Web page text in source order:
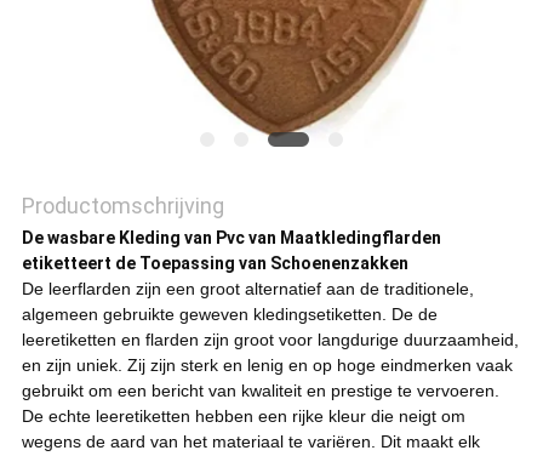
Productomschrijving
De wasbare Kleding van Pvc van Maatkledingflarden
etiketteert de Toepassing van Schoenenzakken
De leerflarden zijn een groot alternatief aan de traditionele,
algemeen gebruikte geweven kledingsetiketten. De de
leeretiketten en flarden zijn groot voor langdurige duurzaamheid,
en zijn uniek. Zij zijn sterk en lenig en op hoge eindmerken vaak
gebruikt om een bericht van kwaliteit en prestige te vervoeren.
De echte leeretiketten hebben een rijke kleur die neigt om
wegens de aard van het materiaal te variëren. Dit maakt elk